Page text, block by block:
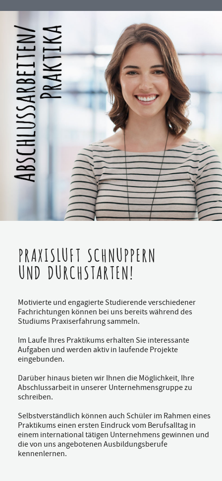
PRAXISLUFT SCHNUPPERN
UND DURCHSTARTEN!
Motivierte und engagierte Studierende verschiedener
Fachrichtungen können bei uns bereits während des
Studiums Praxiserfahrung sammeln.
Im Laufe Ihres Praktikums erhalten Sie interessante
Aufgaben und werden aktiv in laufende Projekte
eingebunden.
Darüber hinaus bieten wir Ihnen die Möglichkeit, Ihre
Abschlussarbeit in unserer Unternehmensgruppe zu
schreiben.
Selbstverständlich können auch Schüler im Rahmen eines
Praktikums einen ersten Eindruck vom Berufsalltag in
einem international tätigen Unternehmens gewinnen und
die von uns angebotenen Ausbildungsberufe
kennenlernen.